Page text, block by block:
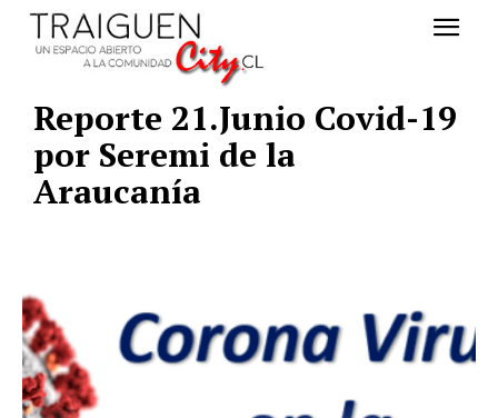
Reporte 21.Junio Covid-19
por Seremi de la
Araucanía